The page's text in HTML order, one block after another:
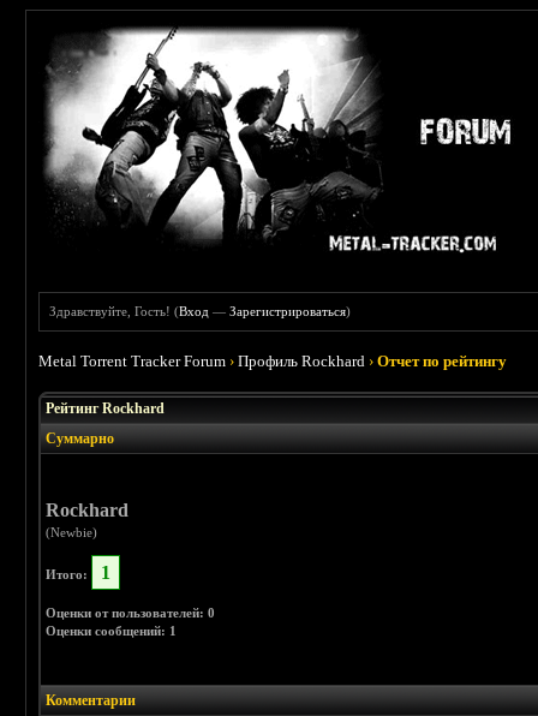
Здравствуйте, Гость! (Вход —Зарегистрироваться)
Metal Torrent Tracker Forum ›Профиль Rockhard ›Отчет по рейтингу
Рейтинг Rockhard
Суммарно
Rockhard
(Newbie)
Итого: 1
Оценки от пользователей: 0
Оценки сообщений: 1
Комментарии